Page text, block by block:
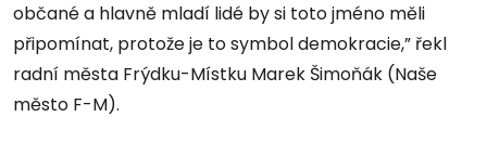
občané a hlavně mladí lidé by si toto jméno měli
připomínat, protože je to symbol demokracie,” řekl
radní města Frýdku-Místku Marek Šimoňák (Naše
město F-M).